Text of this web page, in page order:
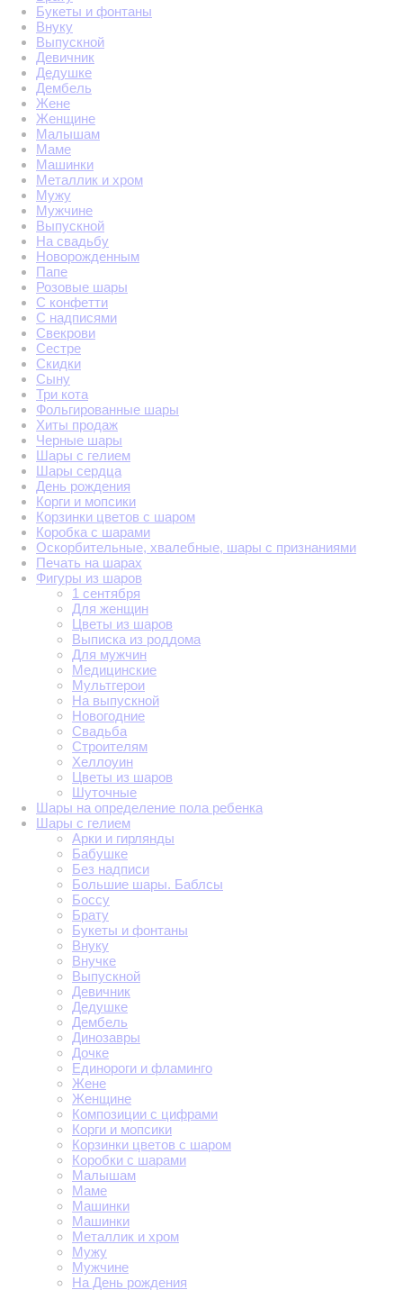
Букеты и фонтаны
Внуку
Выпускной
Девичник
Дедушке
Дембель
Жене
Женщине
Малышам
Маме
Машинки
Металлик и хром
Мужу
Мужчине
Выпускной
На свадьбу
Новорожденным
Папе
Розовые шары
С конфетти
С надписями
Свекрови
Сестре
Скидки
Сыну
Три кота
Фольгированные шары
Хиты продаж
Черные шары
Шары с гелием
Шары сердца
День рождения
Корги и мопсики
Корзинки цветов с шаром
Коробка с шарами
Оскорбительные, хвалебные, шары с признаниями
Печать на шарах
Фигуры из шаров
1 сентября
Для женщин
Цветы из шаров
Выписка из роддома
Для мужчин
Медицинские
Мультгерои
На выпускной
Новогодние
Свадьба
Строителям
Хеллоуин
Цветы из шаров
Шуточные
Шары на определение пола ребенка
Шары с гелием
Арки и гирлянды
Бабушке
Без надписи
Большие шары. Баблсы
Боссу
Брату
Букеты и фонтаны
Внуку
Внучке
Выпускной
Девичник
Дедушке
Дембель
Динозавры
Дочке
Единороги и фламинго
Жене
Женщине
Композиции с цифрами
Корги и мопсики
Корзинки цветов с шаром
Коробки с шарами
Малышам
Маме
Машинки
Машинки
Металлик и хром
Мужу
Мужчине
На День рождения